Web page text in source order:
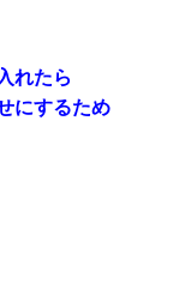
れたら
にするため